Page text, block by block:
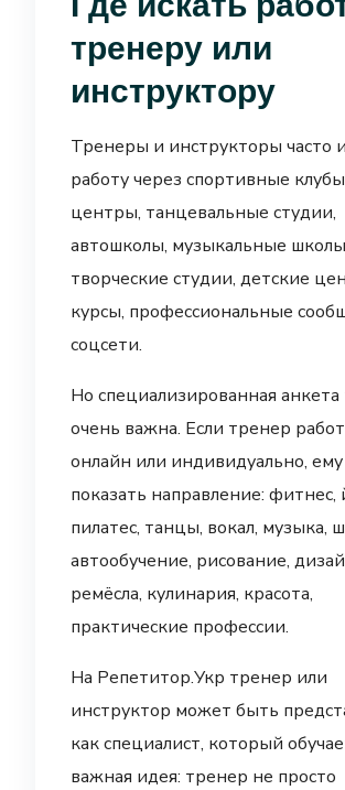
тренеру или
инструктору
Тренеры и инструкторы часто
работу через спортивные
центры, танцевальные студии,
автошколы, музыкальные
творческие студии, детские
курсы, профессиональные
соцсети.
Но специализированная
очень важна. Если тренер
онлайн или индивидуально,
показать направление: фитнес,
пилатес, танцы, вокал, музыка,
автообучение, рисование,
ремёсла, кулинария, красота,
практические профессии.
На Репетитор.Укр тренер или
инструктор может быть
как специалист, который
важная идея: тренер не просто